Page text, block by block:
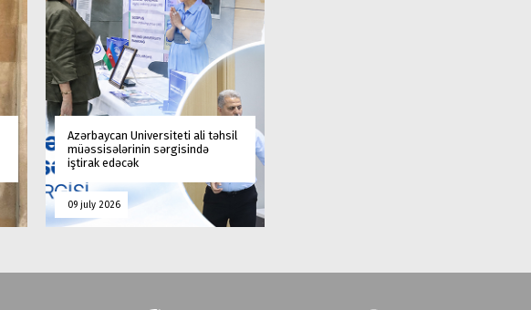
Azərbaycan Universiteti ali təhsil
müəssisələrinin sərgisində
iştirak edəcək
09 july 2026